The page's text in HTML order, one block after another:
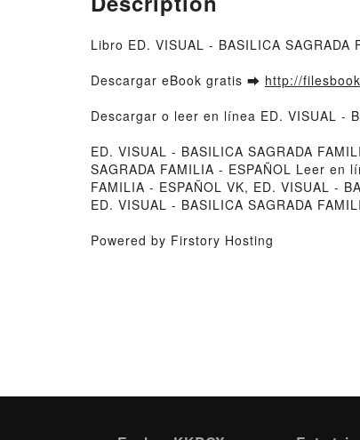
Libro ED. VISUAL - BASILICA
Descargar eBook gratis ➡ http://
Descargar o leer en línea ED. VISUAL -
ED. VISUAL - BASILICA SAGRADA
SAGRADA FAMILIA - ESPAÑOL Leer en
FAMILIA - ESPAÑOL VK, ED. VISUAL -
ED. VISUAL - BASILICA SAGRADA
Powered by Firstory Hosting